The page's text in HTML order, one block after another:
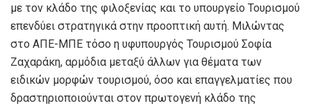
με τον κλάδο της φιλοξενίας και το υπουργείο Τουρισμού
επενδύει στρατηγικά στην προοπτική αυτή. Μιλώντας
στο ΑΠΕ-ΜΠΕ τόσο η υφυπουργός Τουρισμού Σοφία
Ζαχαράκη, αρμόδια μεταξύ άλλων για θέματα των
ειδικών μορφών τουρισμού, όσο και επαγγελματίες που
δραστηριοποιούνται στον πρωτογενή κλάδο της